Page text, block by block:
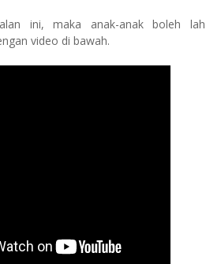
ini, maka anak-anak boleh lah
video di bawah.